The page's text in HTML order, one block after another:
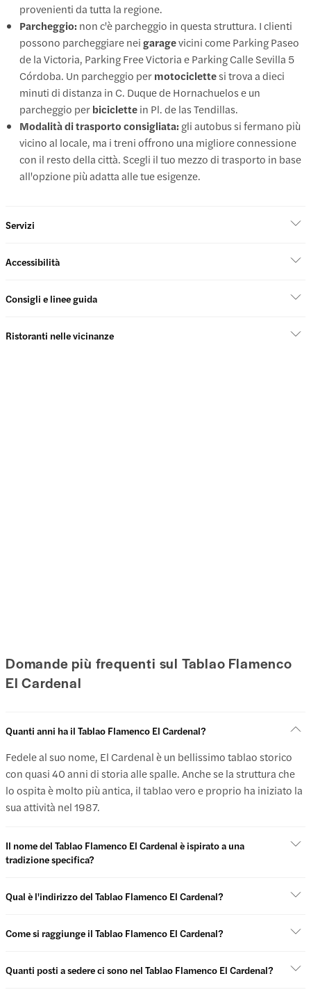
provenienti da tutta la regione.
Parcheggio: non c'è parcheggio in questa struttura. I clienti
possono parcheggiare neigaragevicini come Parking Paseo
de la Victoria, Parking Free Victoria e Parking Calle Sevilla 5
Córdoba. Un parcheggio permotociclettesi trova a dieci
minuti di distanza in C. Duque de Hornachuelos e un
parcheggio perbiciclettein Pl. de las Tendillas.
Modalità di trasporto consigliata: gli autobus si fermano più
vicino al locale, ma i treni offrono una migliore connessione
con il resto della città. Scegli il tuo mezzo di trasporto in base
all'opzione più adatta alle tue esigenze.
Servizi
Accessibilità
Consigli e linee guida
Ristoranti nelle vicinanze
Domande più frequenti sul Tablao Flamenco
El Cardenal
Quanti anni ha il Tablao Flamenco El Cardenal?
Fedele al suo nome, El Cardenal è un bellissimo tablao storico
con quasi 40 anni di storia alle spalle. Anche se la struttura che
lo ospita è molto più antica, il tablao vero e proprio ha iniziato la
sua attività nel 1987.
Il nome del Tablao Flamenco El Cardenal è ispirato a una
tradizione specifica?
Qual è l'indirizzo del Tablao Flamenco El Cardenal?
Come si raggiunge il Tablao Flamenco El Cardenal?
Quanti posti a sedere ci sono nel Tablao Flamenco El Cardenal?